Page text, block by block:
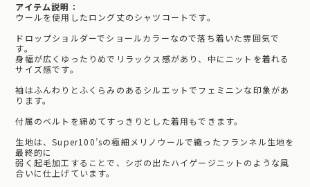
アイテム説明：
ウールを使用したロング丈のシャツコートです。
ドロップショルダーでショールカラーなので落ち着いた雰囲気で
す。
身幅が広くゆったりめでリラックス感があり、中にニットを着れる
サイズ感です。
袖はふんわりとふくらみのあるシルエットでフェミニンな印象があ
ります。
付属のベルトを締めてすっきりとした着用もできます。
生地は、Super100’sの極細メリノウールで織ったフランネル生地を
最終的に
弱く起毛加工することで、シボの出たハイゲージニットのような風
合いに仕上げています。